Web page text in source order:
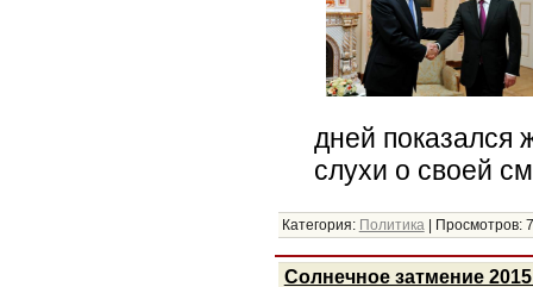
дней показался
слухи о своей
Категория: Политика | Просмотров:
Солнечное затмение